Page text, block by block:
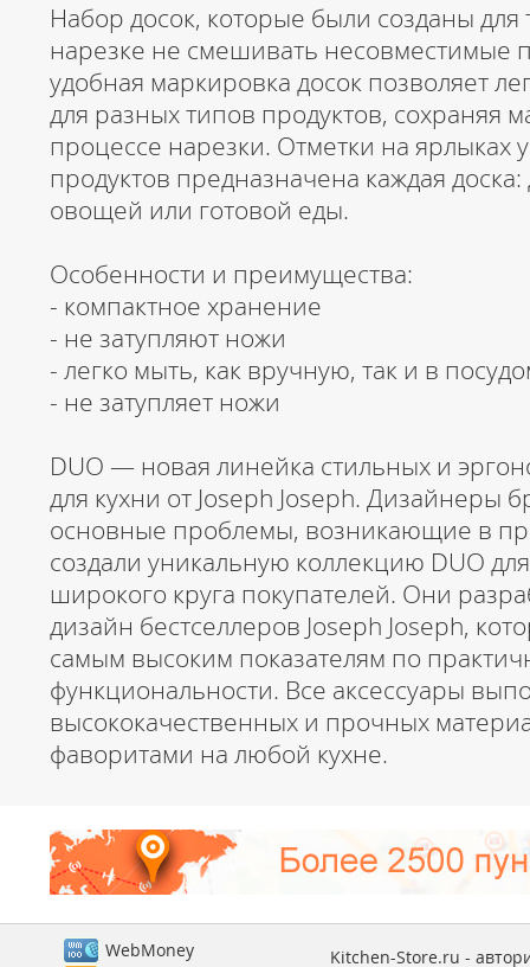
Набор досок, которые были созданы для
нарезке не смешивать несовместимые
удобная маркировка досок позволяет
для разных типов продуктов, сохраняя
процессе нарезки. Отметки на ярлыках
продуктов предназначена каждая
овощей или готовой еды.
Особенности и преимущества:
- компактное хранение
- не затупляют ножи
- легко мыть, как вручную, так и в
- не затупляет ножи
DUO — новая линейка стильных и
для кухни от Joseph Joseph. Дизайнеры
основные проблемы, возникающие в
создали уникальную коллекцию DUO
широкого круга покупателей. Они
дизайн бестселлеров Joseph Joseph,
самым высоким показателям по
функциональности. Все аксессуары
высококачественных и прочных
фаворитами на любой кухне.
WebMoney
Kitchen-Store.ru -